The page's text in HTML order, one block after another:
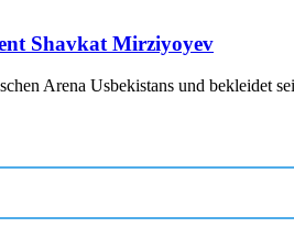
Shavkat Mirziyoyev
Arena Usbekistans und bekleidet